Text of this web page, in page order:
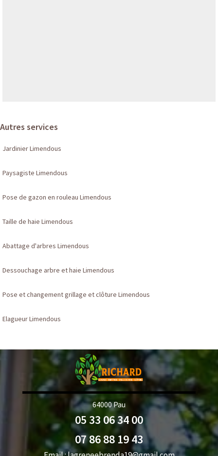
Autres services
Jardinier Limendous
Paysagiste Limendous
Pose de gazon en rouleau Limendous
Taille de haie Limendous
Abattage d'arbres Limendous
Dessouchage arbre et haie Limendous
Pose et changement grillage et clôture Limendous
Elagueur Limendous
64000 Pau
05 33 06 34 00
07 86 88 19 43